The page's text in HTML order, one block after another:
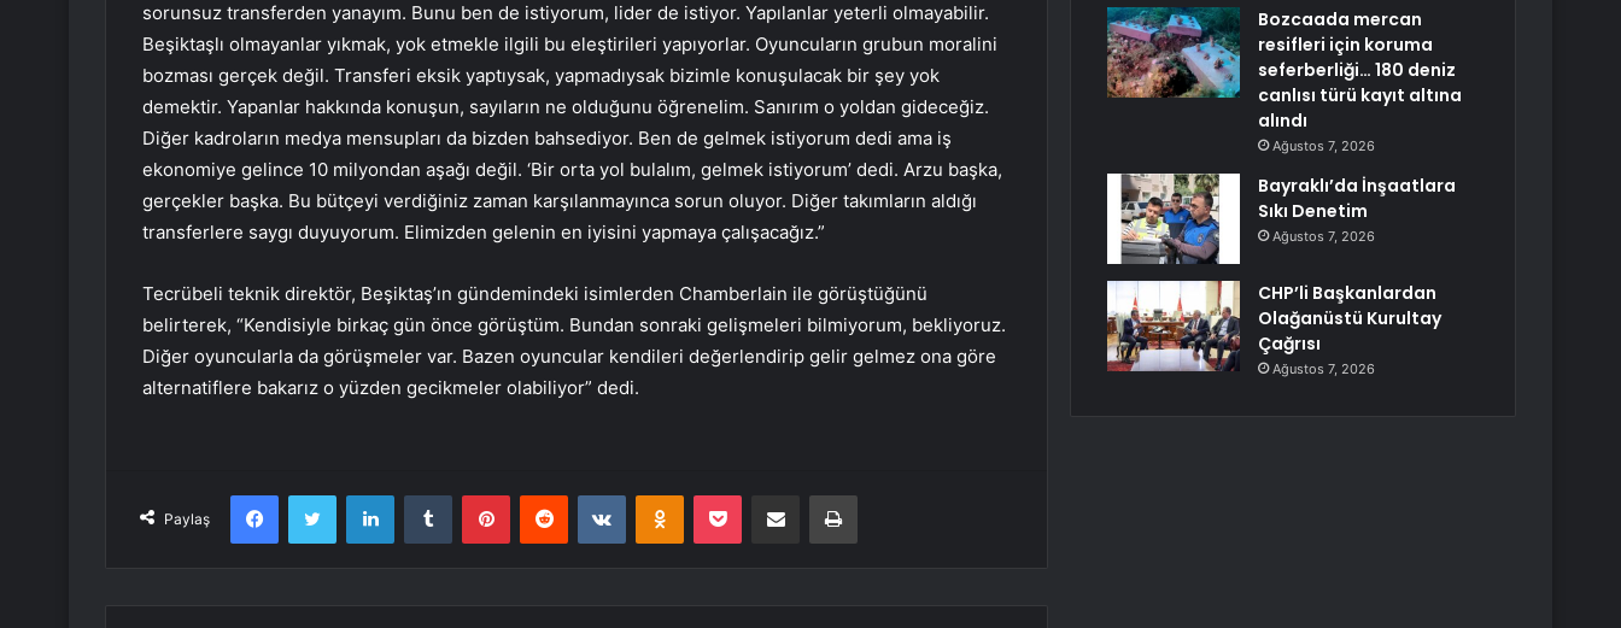
sorunsuz transferden yanayım. Bunu ben de istiyorum, lider de istiyor. Yapılanlar yeterli olmayabilir.
Beşiktaşlı olmayanlar yıkmak, yok etmekle ilgili bu eleştirileri yapıyorlar. Oyuncuların grubun moralini
bozması gerçek değil. Transferi eksik yaptıysak, yapmadıysak bizimle konuşulacak bir şey yok
demektir. Yapanlar hakkında konuşun, sayıların ne olduğunu öğrenelim. Sanırım o yoldan gideceğiz.
Diğer kadroların medya mensupları da bizden bahsediyor. Ben de gelmek istiyorum dedi ama iş
ekonomiye gelince 10 milyondan aşağı değil. ‘Bir orta yol bulalım, gelmek istiyorum’ dedi. Arzu başka,
gerçekler başka. Bu bütçeyi verdiğiniz zaman karşılanmayınca sorun oluyor. Diğer takımların aldığı
transferlere saygı duyuyorum. Elimizden gelenin en iyisini yapmaya çalışacağız.”
Tecrübeli teknik direktör, Beşiktaş’ın gündemindeki isimlerden Chamberlain ile görüştüğünü
belirterek, “Kendisiyle birkaç gün önce görüştüm. Bundan sonraki gelişmeleri bilmiyorum, bekliyoruz.
Diğer oyuncularla da görüşmeler var. Bazen oyuncular kendileri değerlendirip gelir gelmez ona göre
alternatiflere bakarız o yüzden gecikmeler olabiliyor” dedi.
Paylaş
FacebookTwitter LinkedInTumblr PinterestReddit VKontakteOdnoklassniki
Pocket E-Posta ile paylaş Yazdır
Bozcaada mercan
resifleri için koruma
seferberliği… 180 deniz
canlısı türü kayıt altına
alındı
Ağustos 7, 2026
Bayraklı’da İnşaatlara
Sıkı Denetim
Ağustos 7, 2026
CHP’li Başkanlardan
Olağanüstü Kurultay
Çağrısı
Ağustos 7, 2026